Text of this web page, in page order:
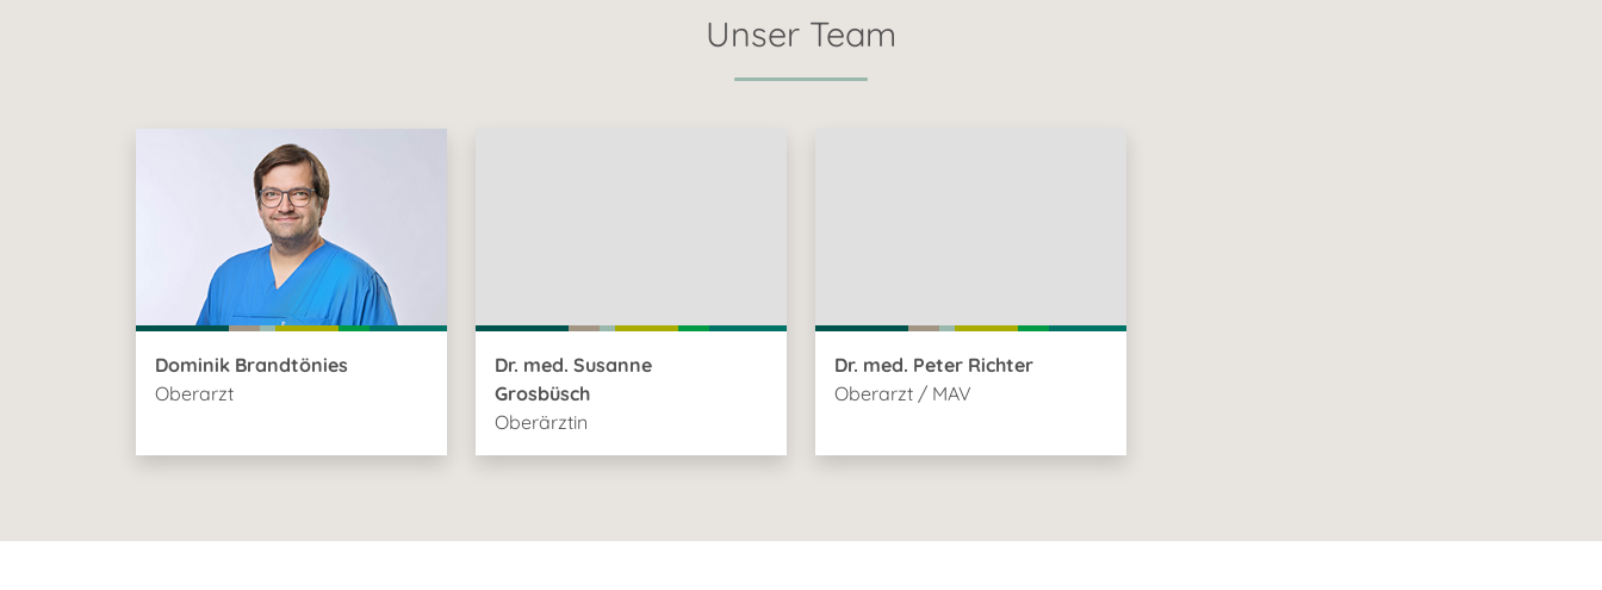
Unser Team
Dominik Brandtönies
Oberarzt
Dr. med. Susanne
Grosbüsch
Oberärztin
Dr. med. Peter Richter
Oberarzt / MAV